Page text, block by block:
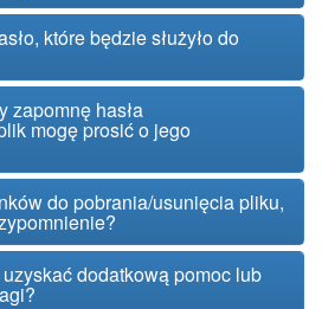
które będzie służyło do
zapomnę hasła
mogę prosić o jego
do pobrania/usunięcia pliku,
dodatkową pomoc lub